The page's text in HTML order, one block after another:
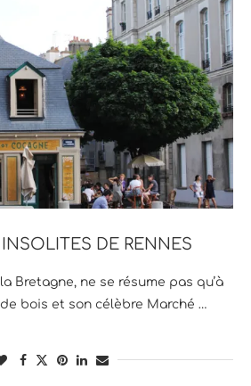
DE RENNES
Bretagne, ne se résume pas qu’à
bois et son célèbre Marché …